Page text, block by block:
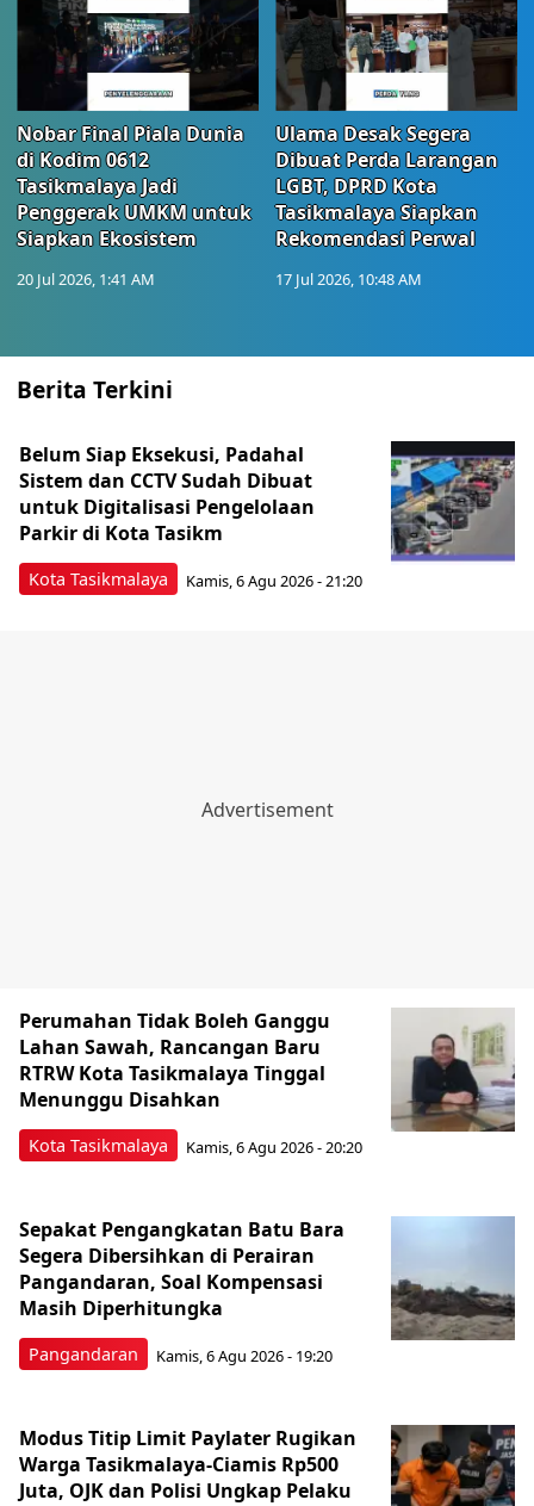
Nobar Final Piala Dunia
di Kodim 0612
Tasikmalaya Jadi
Penggerak UMKM untuk
Siapkan Ekosistem
20 Jul 2026, 1:41 AM
Ulama Desak Segera
Dibuat Perda Larangan
LGBT, DPRD Kota
Tasikmalaya Siapkan
Rekomendasi Perwal
17 Jul 2026, 10:48 AM
Berita Terkini
Kota Tasikmalaya
Belum Siap Eksekusi, Padahal
Sistem dan CCTV Sudah Dibuat
untuk Digitalisasi Pengelolaan
Parkir di Kota Tasikm
Kamis, 6 Agu 2026 - 21:20
Kota Tasikmalaya
Perumahan Tidak Boleh Ganggu
Lahan Sawah, Rancangan Baru
RTRW Kota Tasikmalaya Tinggal
Menunggu Disahkan
Kamis, 6 Agu 2026 - 20:20
Pangandaran
Sepakat Pengangkatan Batu Bara
Segera Dibersihkan di Perairan
Pangandaran, Soal Kompensasi
Masih Diperhitungka
Kamis, 6 Agu 2026 - 19:20
Modus Titip Limit Paylater Rugikan
Warga Tasikmalaya-Ciamis Rp500
Juta, OJK dan Polisi Ungkap Pelaku